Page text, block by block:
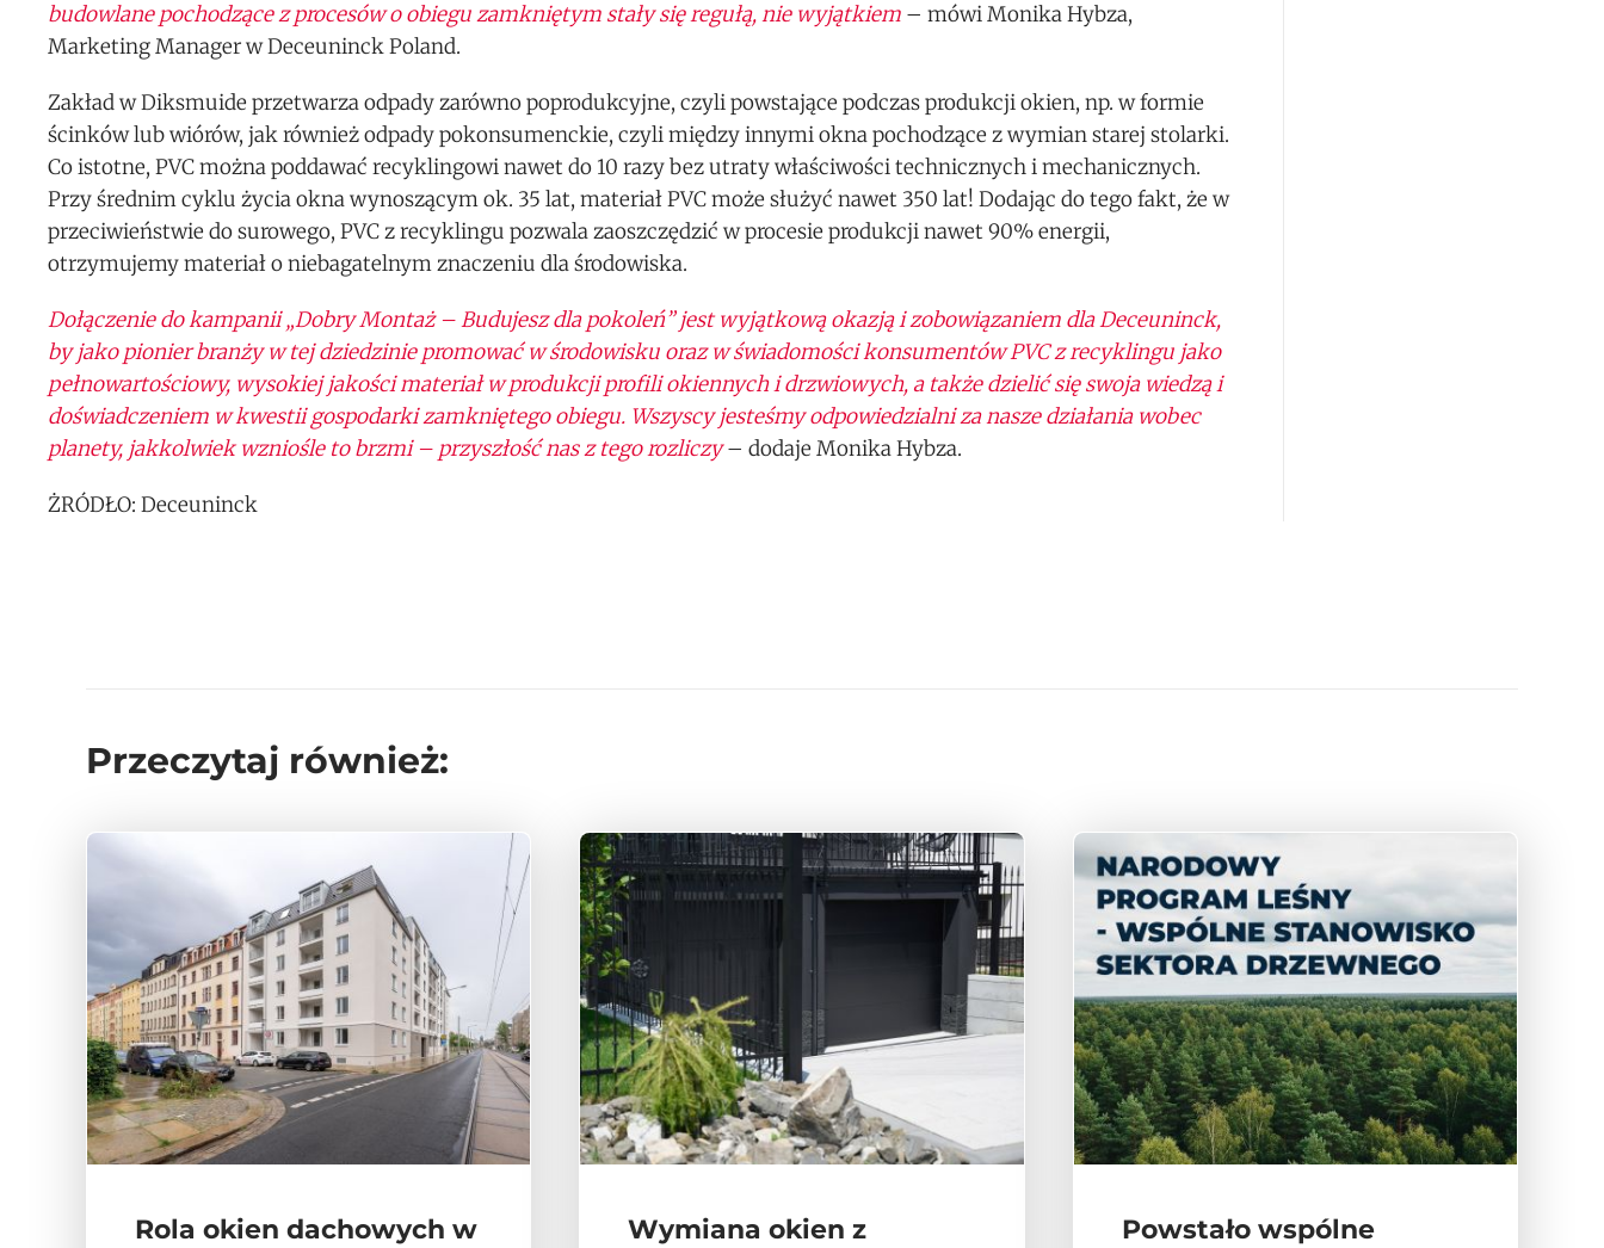
budowlane pochodzące z procesów o obiegu zamkniętym stały się regułą, nie wyjątkiem – mówi Monika Hybza,
Marketing Manager w Deceuninck Poland.
Zakład w Diksmuide przetwarza odpady zarówno poprodukcyjne, czyli powstające podczas produkcji okien, np. w formie
ścinków lub wiórów, jak również odpady pokonsumenckie, czyli między innymi okna pochodzące z wymian starej stolarki.
Co istotne, PVC można poddawać recyklingowi nawet do 10 razy bez utraty właściwości technicznych i mechanicznych.
Przy średnim cyklu życia okna wynoszącym ok. 35 lat, materiał PVC może służyć nawet 350 lat! Dodając do tego fakt, że w
przeciwieństwie do surowego, PVC z recyklingu pozwala zaoszczędzić w procesie produkcji nawet 90% energii,
otrzymujemy materiał o niebagatelnym znaczeniu dla środowiska.
Dołączenie do kampanii „Dobry Montaż – Budujesz dla pokoleń” jest wyjątkową okazją i zobowiązaniem dla Deceuninck,
by jako pionier branży w tej dziedzinie promować w środowisku oraz w świadomości konsumentów PVC z recyklingu jako
pełnowartościowy, wysokiej jakości materiał w produkcji profili okiennych i drzwiowych, a także dzielić się swoja wiedzą i
doświadczeniem w kwestii gospodarki zamkniętego obiegu. Wszyscy jesteśmy odpowiedzialni za nasze działania wobec
planety, jakkolwiek wzniośle to brzmi – przyszłość nas z tego rozliczy– dodaje Monika Hybza.
ŻRÓDŁO: Deceuninck
Przeczytaj również:
Rola okien dachowych w
Wymiana okien z
Powstało wspólne